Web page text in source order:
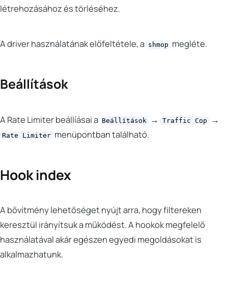
létrehozásához és törléséhez.
A driver használatának előfeltétele, a shmop megléte.
Beállítások
A Rate Limiter beállíásai a Beállítások → Traffic Cop →
Rate Limiter menüpontban található.
Hook index
A bővítmény lehetőséget nyújt arra, hogy filtereken
keresztül irányítsuk a működést. A hookok megfelelő
használatával akár egészen egyedi megoldásokat is
alkalmazhatunk.